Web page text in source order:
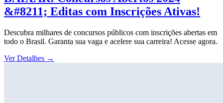
&#8211; Editas com Inscrições Ativas!
Descubra milhares de concursos públicos com inscrições abertas em
todo o Brasil. Garanta sua vaga e acelere sua carreira! Acesse agora.
Ver Detalhes →